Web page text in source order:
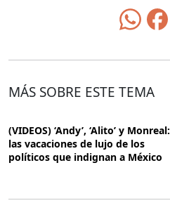
MÁS SOBRE ESTE TEMA
(VIDEOS) ‘Andy’, ‘Alito’ y Monreal:
las vacaciones de lujo de los
políticos que indignan a México